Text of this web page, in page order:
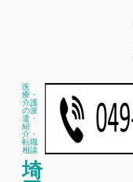
医
療・
介護
の派
遣・
紹
介・
転職
相談
埼